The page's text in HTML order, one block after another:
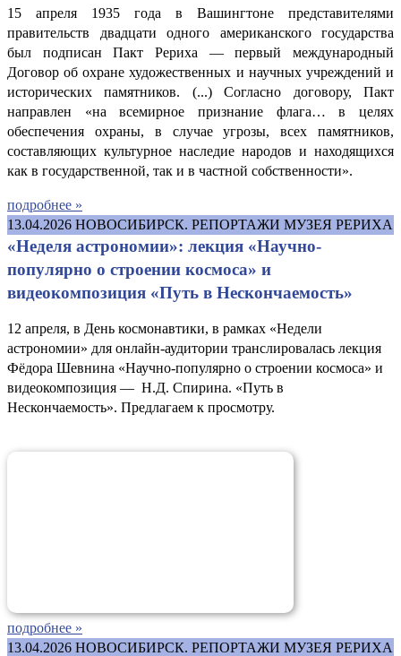
15 апреля 1935 года в Вашингтоне представителями
правительств двадцати одного американского государства
был подписан Пакт Рериха — первый международный
Договор об охране художественных и научных учреждений и
исторических памятников. (...) Согласно договору, Пакт
направлен «на всемирное признание флага… в целях
обеспечения охраны, в случае угрозы, всех памятников,
составляющих культурное наследие народов и находящихся
как в государственной, так и в частной собственности».
подробнее »
13.04.2026 НОВОСИБИРСК. РЕПОРТАЖИ МУЗЕЯ РЕРИХА
«Неделя астрономии»: лекция «Научно-
популярно о строении космоса» и
видеокомпозиция «Путь в Нескончаемость»
12 апреля, в День космонавтики, в рамках «Недели
астрономии» для онлайн-аудитории транслировалась лекция
Фёдора Шевнина «Научно-популярно о строении космоса» и
видеокомпозиция — Н.Д. Спирина. «Путь в
Нескончаемость». Предлагаем к просмотру.
подробнее »
13.04.2026 НОВОСИБИРСК. РЕПОРТАЖИ МУЗЕЯ РЕРИХА